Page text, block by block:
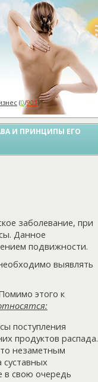
(0/901)
И ПРИНЦИПЫ ЕГО
заболевание, при
Данное
подвижности.
выявлять
этого к
поступления
продуктов распада.
незаметным
суставных
в свою очередь